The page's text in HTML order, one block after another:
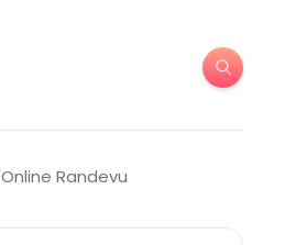
Online Randevu